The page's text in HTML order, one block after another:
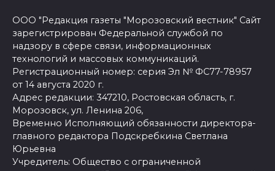
ООО "Редакция газеты "Морозовский вестник" Сайт
зарегистрирован Федеральной службой по
надзору в сфере связи, информационных
технологий и массовых коммуникаций.
Регистрационный номер: серия Эл № ФС77-78957
от 14 августа 2020 г.
Адрес редакции: 347210, Ростовская область, г.
Морозовск, ул. Ленина 206,
Временно Исполняющий обязанности директора-
главного редактора Подскребкина Светлана
Юрьевна
Учредитель: Общество с ограниченной